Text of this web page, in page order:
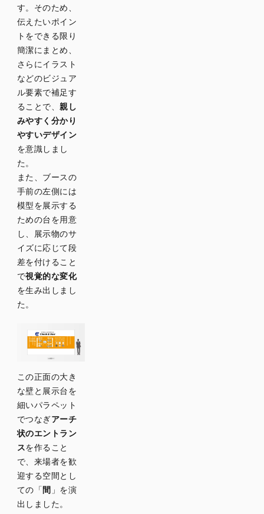
す。そのため、
伝えたいポイン
トをできる限り
簡潔にまとめ、
さらにイラスト
などのビジュア
ル要素で補足す
ることで、親し
みやすく分かり
やすいデザイン
を意識しまし
た。
また、ブースの
手前の左側には
模型を展示する
ための台を用意
し、展示物のサ
イズに応じて段
差を付けること
で視覚的な変化
を生み出しまし
た。
この正面の大き
な壁と展示台を
細いパラペット
でつなぎアーチ
状のエントラン
スを作ること
で、来場者を歓
迎する空間とし
ての「間 」を演
出しました。